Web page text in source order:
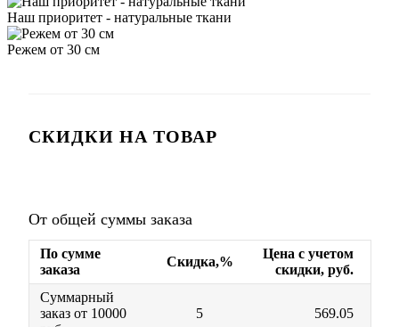
Наш приоритет - натуральные ткани
Режем от 30 см
СКИДКИ НА ТОВАР
От общей суммы заказа
По сумме
заказа
Скидка,%
Цена с учетом
скидки, руб.
Суммарный
заказ от 10000
5 569.05